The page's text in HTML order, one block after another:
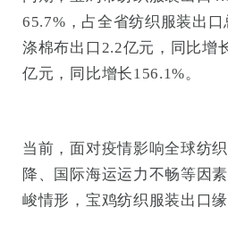
65.7%，占全省纺织服装出口
涤棉布出口2.2亿元，同比增
亿元，同比增长156.1%。
当前，面对疫情影响全球纺
降、国际海运运力不畅等因
峻情形，宝鸡纺织服装出口